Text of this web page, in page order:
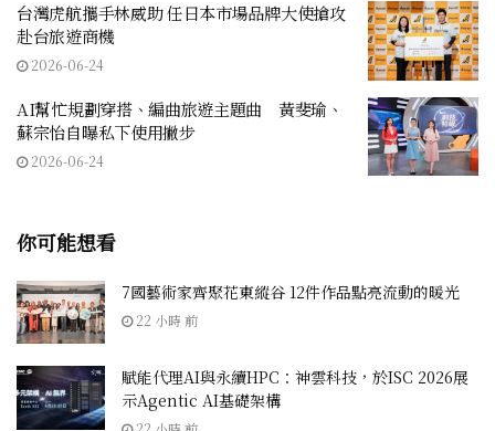
台灣虎航攜手林威助 任日本市場品牌大使搶攻
赴台旅遊商機
2026-06-24
AI幫忙規劃穿搭、編曲旅遊主題曲 黃斐瑜、
蘇宗怡自曝私下使用撇步
2026-06-24
你可能想看
7國藝術家齊聚花東縱谷 12件作品點亮流動的暖光
22 小時 前
賦能代理AI與永續HPC：神雲科技，於ISC 2026展
示Agentic AI基礎架構